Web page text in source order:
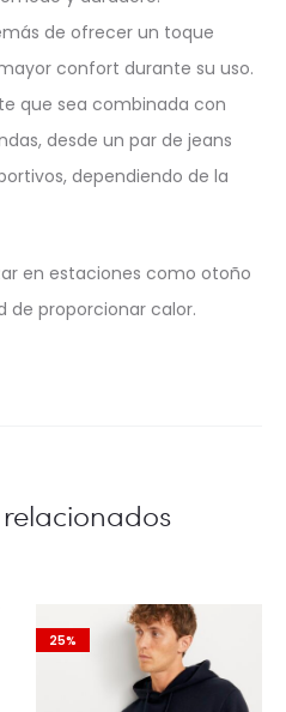
de ofrecer un toque
confort durante su uso.
que sea combinada con
desde un par de jeans
dependiendo de la
en estaciones como otoño
de proporcionar calor.
25%